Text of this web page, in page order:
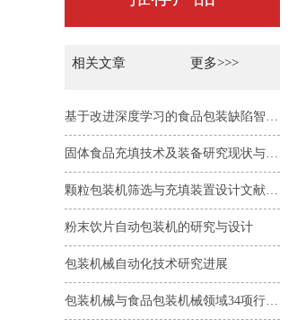
相关文章 更多>>>
基于改进深度学习的食品包装缺陷智能在线检测方法
固体食品充填技术及装备研究现状与发展趋势
颗粒包装机筛选与充填装置设计文献综述
粉末饮片自动包装机的研究与设计
包装机械自动化技术研究进展
包装机械与食品包装机械领域34项行业标准正式发布